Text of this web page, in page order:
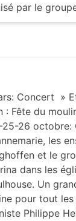
par le
Concert »
: Fête du
25-26 octobre:
les
et le
dans les
Un
pour tout
Philippe